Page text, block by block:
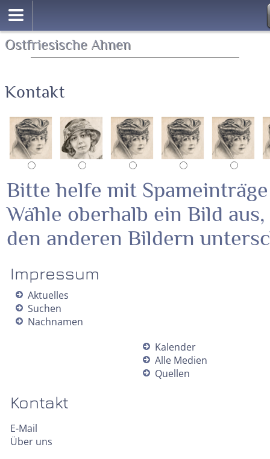
Ostfriesische Ahnen
Kontakt
Bitte helfe mit
Wähle oberhalb ein Bild
den anderen Bildern
Impressum
Aktuelles
Suchen
Nachnamen
Kalender
Alle Medien
Quellen
Kontakt
E-Mail
Über uns